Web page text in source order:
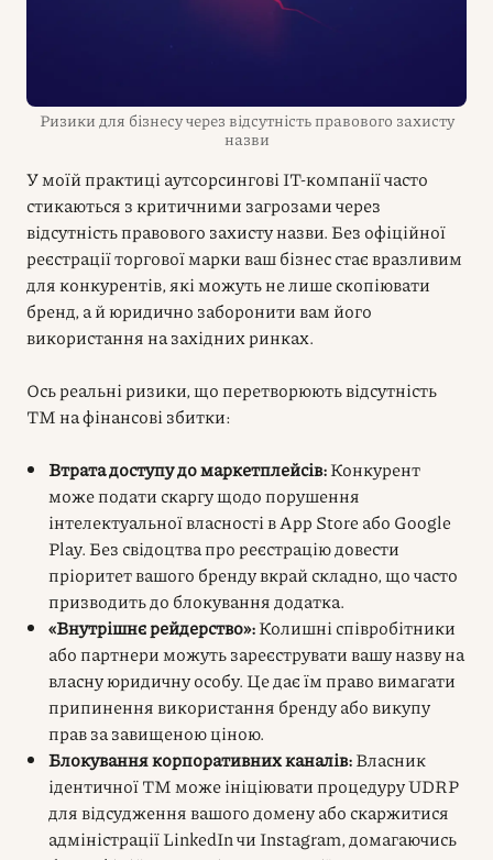
Ризики для бізнесу через відсутність правового захисту
назви
У моїй практиці аутсорсингові IT-компанії часто
стикаються з критичними загрозами через
відсутність правового захисту назви. Без офіційної
реєстрації торгової марки ваш бізнес стає вразливим
для конкурентів, які можуть не лише скопіювати
бренд, а й юридично заборонити вам його
використання на західних ринках.
Ось реальні ризики, що перетворюють відсутність
ТМ на фінансові збитки:
Втрата доступу до маркетплейсів:Конкурент
може подати скаргу щодо порушення
інтелектуальної власності в App Store або Google
Play. Без свідоцтва про реєстрацію довести
пріоритет вашого бренду вкрай складно, що часто
призводить до блокування додатка.
«Внутрішнє рейдерство»:Колишні співробітники
або партнери можуть зареєструвати вашу назву на
власну юридичну особу. Це дає їм право вимагати
припинення використання бренду або викупу
прав за завищеною ціною.
Блокування корпоративних каналів:Власник
ідентичної ТМ може ініціювати процедуру UDRP
для відсудження вашого домену або скаржитися
адміністрації LinkedIn чи Instagram, домагаючись